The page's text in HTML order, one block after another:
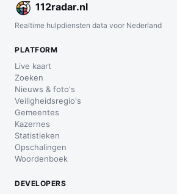
112radar.nl
Realtime hulpdiensten data voor Nederland
PLATFORM
Live kaart
Zoeken
Nieuws & foto's
Veiligheidsregio's
Gemeentes
Kazernes
Statistieken
Opschalingen
Woordenboek
DEVELOPERS